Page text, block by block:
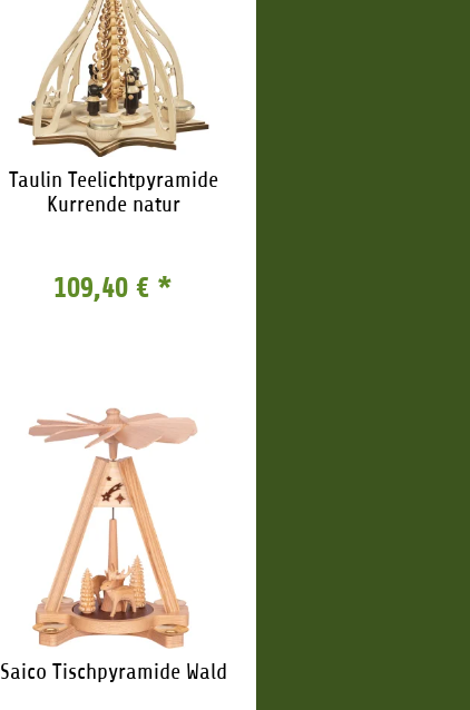
Taulin Teelichtpyramide
Kurrende natur
109,40 € *
Saico Tischpyramide Wald